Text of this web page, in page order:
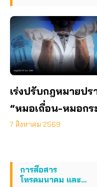
เร่งปรับกฎหมายปร
“หมอเถื่อน-หมอกร
เป๋า” ผ่า-ฉีด-จ่ายยา
7 สิงหาคม 2569
การสื่อสาร
โทรคมนาคม และ